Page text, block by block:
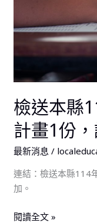
名
參
照。
學
名，
詳
如
說
明
檢送本縣
計畫1份
最新消息 /
連結：檢送本縣114
加。
文
實
計
畫
1
份，
請
踴
躍
報
閱讀全文 »